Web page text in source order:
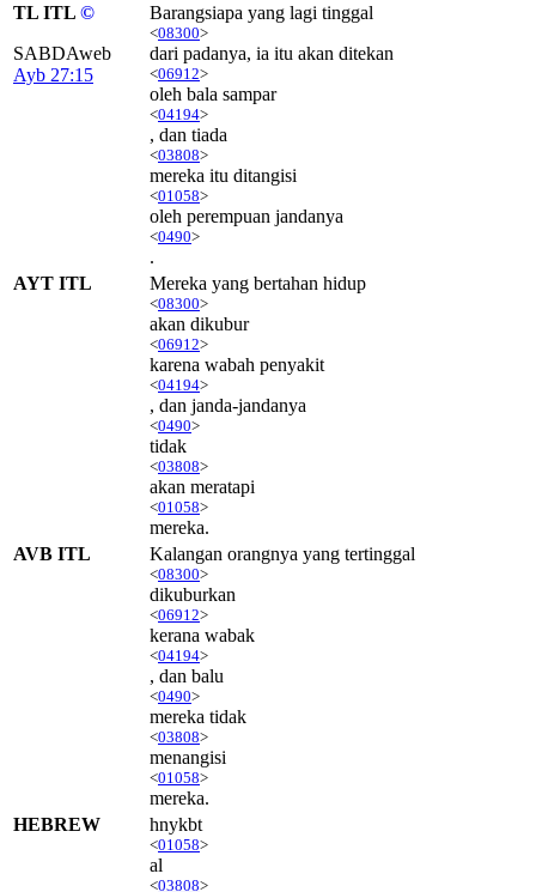
TL ITL ©
SABDAweb
Ayb 27:15
Barangsiapa yang lagi tinggal
<08300>
dari padanya, ia itu akan ditekan
<06912>
oleh bala sampar
<04194>
, dan tiada
<03808>
mereka itu ditangisi
<01058>
oleh perempuan jandanya
<0490>
.
AYT ITL
Mereka yang bertahan hidup
<08300>
akan dikubur
<06912>
karena wabah penyakit
<04194>
, dan janda-jandanya
<0490>
tidak
<03808>
akan meratapi
<01058>
mereka.
AVB ITL
Kalangan orangnya yang tertinggal
<08300>
dikuburkan
<06912>
kerana wabak
<04194>
, dan balu
<0490>
mereka tidak
<03808>
menangisi
<01058>
mereka.
HEBREW
hnykbt
<01058>
al
<03808>